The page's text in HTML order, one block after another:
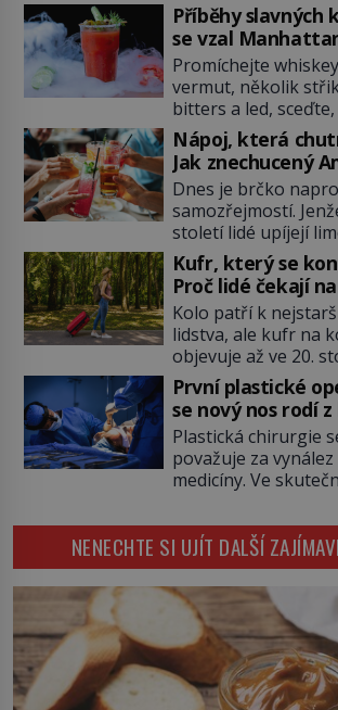
Příběhy slavných
se vzal
Mary?
Promíchejte
vermut, několik
bitters a led,
koktejlovou
Manhattan je tu! A
skutečně on, dejte
místo klasické
whiskey či klidně
nepoužijete
se stane? Inu,
skvělý, ale už to
Manhattan ale […]
Nápoj, která
Jak znechucený
vymyslel brčko
Dnes je brčko
samozřejmostí.
století lidé upíjejí
koktejly dutými
žitné slámy. Fungují
mají ale jednu
vlastnost po chvíli
nápoji dodávají
Právě tahle drobná
přivede
cigaretových
který změní způsob
[…]
Kufr, který se
Proč lidé čekají
téměř pět tisíc
Kolo patří k
lidstva, ale kufr na
objevuje až ve 20.
let lidé vláčejí těžká
rukou, na zádech
na povozy. Stačí
nápad, připevnit ke
Jenže právě ten
nedostane. Až
První plastické
se nový nos rodí
Plastická chirurgie
považuje za
medicíny. Ve
tisíce let. V dobách,
neexistují
se odvážní lékaři
lidem tváře
tresty nebo
metody jsou
promyšlené a
používají chirurgové
první […]
NENECHTE SI UJÍT DALŠÍ